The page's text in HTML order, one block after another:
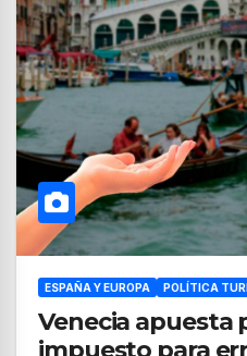
ESPAÑA Y EUROPA POLÍTICA
Venecia apuesta
impuesto para